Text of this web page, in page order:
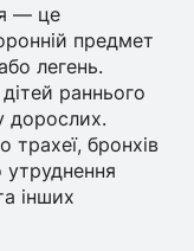
— це
предмет
легень.
раннього
дорослих.
трахеї, бронхів
інших